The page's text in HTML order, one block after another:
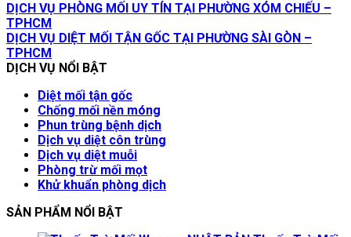
DỊCH VỤ PHÒNG MỐI UY TÍN TẠI PHƯỜNG XÓM CHIẾU –
TPHCM
DỊCH VỤ DIỆT MỐI TẬN GỐC TẠI PHƯỜNG SÀI GÒN –
TPHCM
DỊCH VỤ NỔI BẬT
Diệt mối tận gốc
Chống mối nền móng
Phun trùng bệnh dịch
Dịch vụ diệt côn trùng
Dịch vụ diệt muỗi
Phòng trừ mối mọt
Khử khuẩn phòng dịch
SẢN PHẨM NỔI BẬT